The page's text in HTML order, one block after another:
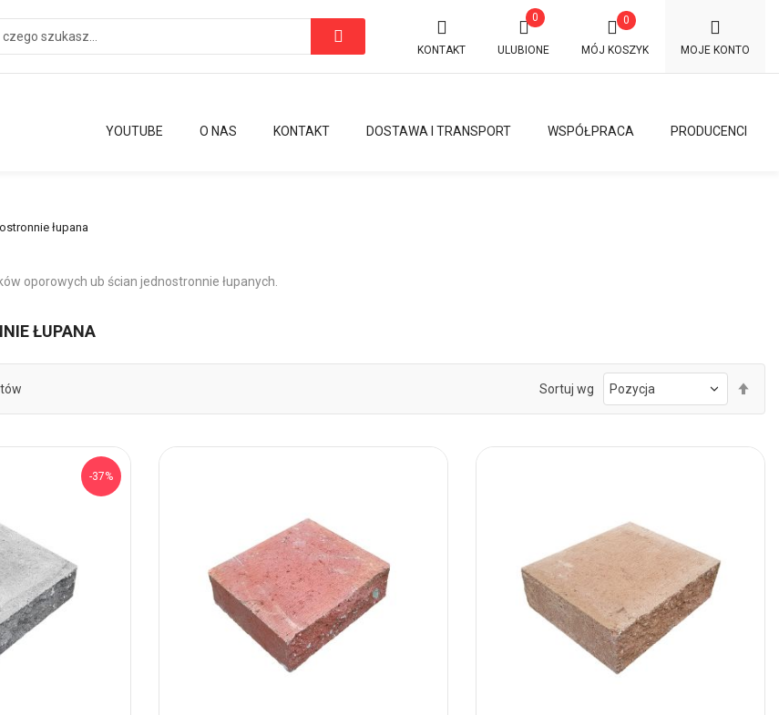
KONTAKT
0
ULUBIONE MÓJ KOSZYK
0
MOJE KONTO
PRODUCENCI
WSPÓŁPRACA
DOSTAWA I TRANSPORT
KONTAKT
O NAS
YOUTUBE
łupana
oporowych ub ścian jednostronnie łupanych.
ŁUPANA
Sortuj wg
-37%